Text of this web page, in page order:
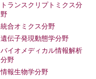
トランスクリプトミクス分
野
統合オミクス分野
遺伝子発現動態学分野
バイオメディカル情報解析
分野
情報生物学分野